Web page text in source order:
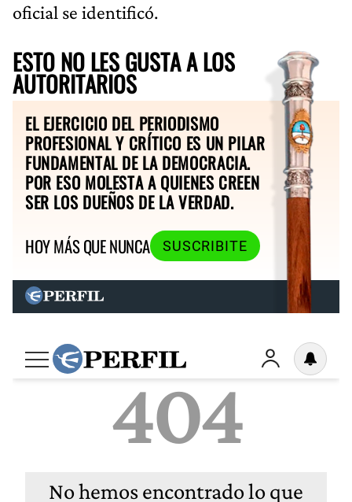
oficial se identificó.
ESTO NO LES GUSTA A LOS
AUTORITARIOS
EL EJERCICIO DEL PERIODISMO
PROFESIONAL Y CRÍTICO ES UN PILAR
FUNDAMENTAL DE LA DEMOCRACIA.
POR ESO MOLESTA A QUIENES CREEN
SER LOS DUEÑOS DE LA VERDAD.
HOY MÁS QUE NUNCA
SUSCRIBITE